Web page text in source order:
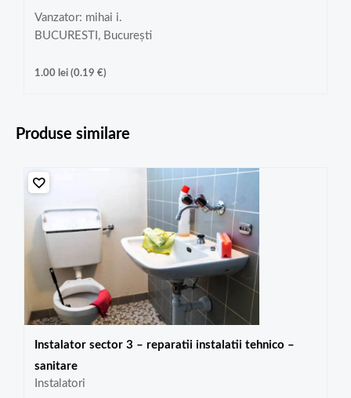
Vanzator: mihai i.
BUCURESTI, București
1.00 lei(0.19 €)
Produse similare
Instalator sector 3 – reparatii instalatii tehnico –
sanitare
Instalatori